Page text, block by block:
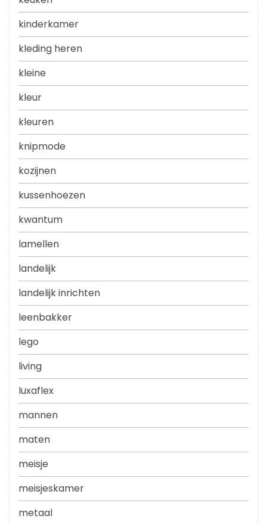
kinderkamer
kleding heren
kleine
kleur
kleuren
knipmode
kozijnen
kussenhoezen
kwantum
lamellen
landelijk
landelijk inrichten
leenbakker
lego
living
luxaflex
mannen
maten
meisje
meisjeskamer
metaal